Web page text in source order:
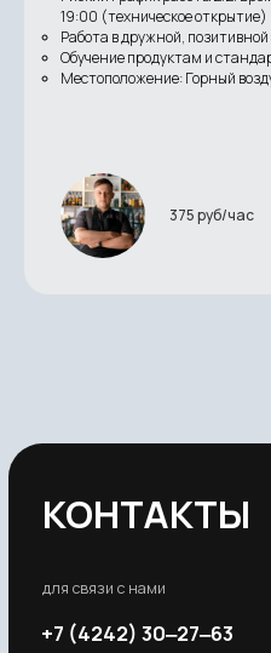
19:00 (техническое открытие)
Работа в дружной,
Обучение продуктам и
Местоположение: Горный
375 руб/час
Сайт разработан Re:Digital
Соглашение на обработку данных